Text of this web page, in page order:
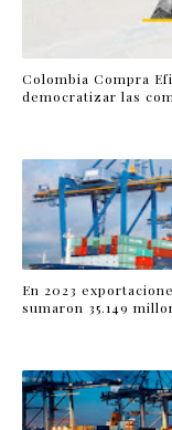
Colombia Compra
democratizar las
En 2023
sumaron 35.149